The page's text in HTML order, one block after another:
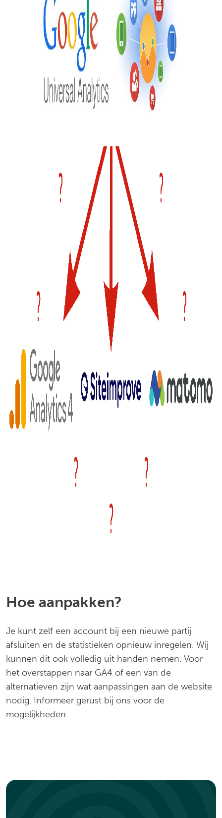
Hoe aanpakken?
Je kunt zelf een account bij een nieuwe partij
afsluiten en de statistieken opnieuw inregelen. Wij
kunnen dit ook volledig uit handen nemen. Voor
het overstappen naar GA4 of een van de
alternatieven zijn wat aanpassingen aan de website
nodig. Informeer gerust bij ons voor de
mogelijkheden.